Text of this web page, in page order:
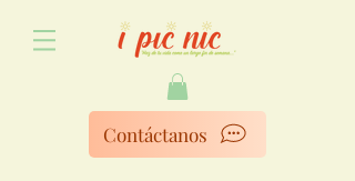
Contáctanos